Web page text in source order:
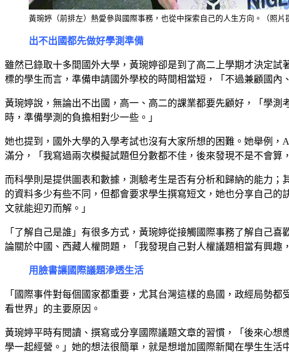
黃琬婷（前排左）熱愛參與國際事務，也從中探索自己的人生方向。（照片
出不出國都先做好學測準備
雖然已錄取十多間國外大學，黃琬婷卻是到了高二上學期才決定
標的學生而言，準備申請國外學校的時間相當短，「不過兼顧國內
黃琬婷說，無論出不出國，高一、高二的課業都要先顧好，「學
時，準備學測的負擔相對少一些。」
她也提到，國外大學的入學考試也沒有大家所想的困難。她舉例，
滿分，「我寫過兩次模擬試題但分數都不佳，後來發現不是不會算
而科學則是提供圖表和數據，測驗考生是否有分析和歸納的能力
的資料多少有些不同，但都會要求學生撰寫短文，她也分享自己
文就能迎刃而解。」
「了解自己是誰」有很多方式，黃琬婷從接觸國際事務了解自己
論關於中國、西藏人權問題，「我發現自己對人權議題相當有興趣
用臉書讓國際議題滲透生活
「國際事件對每個國家都重要，尤其台灣這樣的島國，政經局勢
看世界」的主要原因。
黃琬婷平時有閱讀、撰寫或分享國際議題文章的習慣，「後來心
學一起經營。」她的想法很簡單，就是想增加國際新聞在學生生